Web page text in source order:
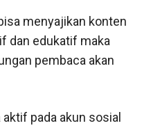
menyajikan konten
dan edukatif maka
pembaca akan
aktif pada akun sosial